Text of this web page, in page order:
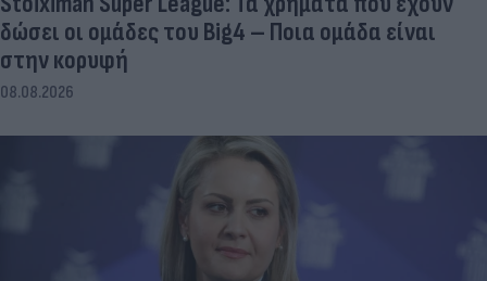
δώσει οι ομάδες του Big4 – Ποια ομάδα είναι
στην κορυφή
08.08.2026